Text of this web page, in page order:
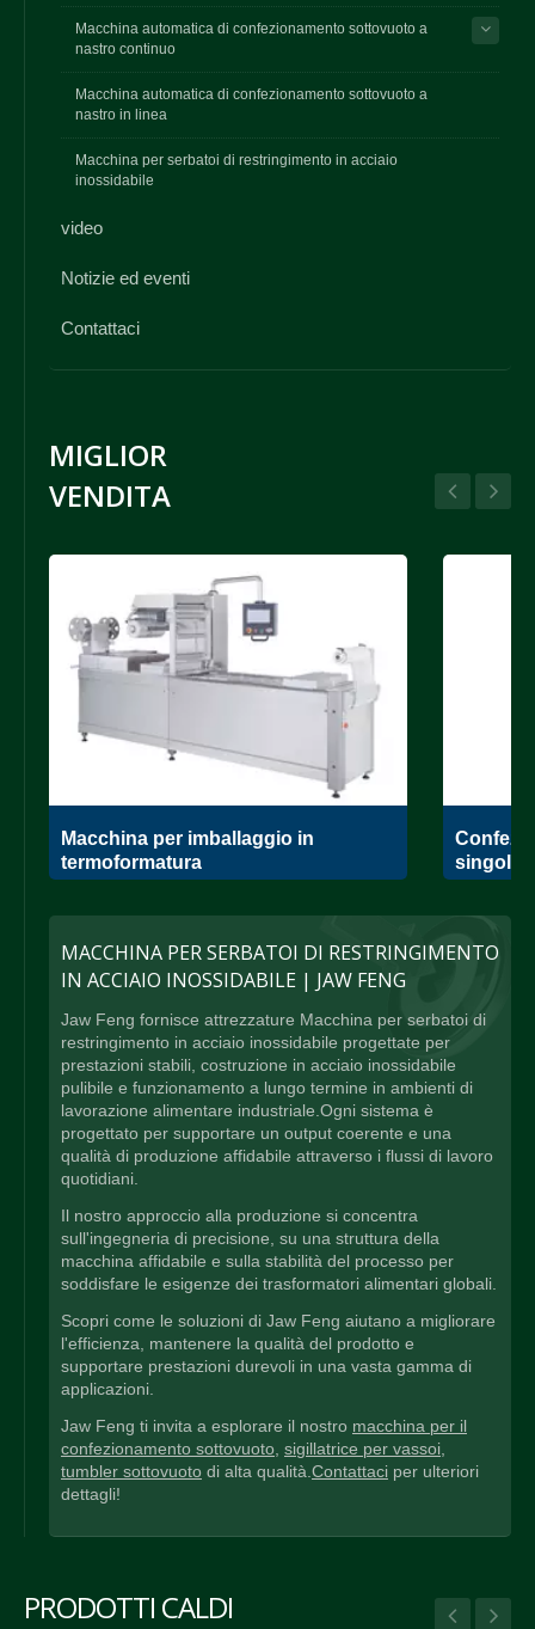
Macchina automatica di confezionamento sottovuoto a
nastro continuo
Macchina automatica di confezionamento sottovuoto a
nastro in linea
Macchina per serbatoi di restringimento in acciaio
inossidabile
video
Notizie ed eventi
Contattaci
MIGLIOR
VENDITA
Macchina per imballaggio in
termoformatura
singola
MACCHINA PER SERBATOI DI RESTRINGIMENTO
IN ACCIAIO INOSSIDABILE | JAW FENG
Jaw Feng fornisce attrezzature Macchina per serbatoi di
restringimento in acciaio inossidabile progettate per
prestazioni stabili, costruzione in acciaio inossidabile
pulibile e funzionamento a lungo termine in ambienti di
lavorazione alimentare industriale.Ogni sistema è
progettato per supportare un output coerente e una
qualità di produzione affidabile attraverso i flussi di lavoro
quotidiani.
Il nostro approccio alla produzione si concentra
sull'ingegneria di precisione, su una struttura della
macchina affidabile e sulla stabilità del processo per
soddisfare le esigenze dei trasformatori alimentari globali.
Scopri come le soluzioni di Jaw Feng aiutano a migliorare
l'efficienza, mantenere la qualità del prodotto e
supportare prestazioni durevoli in una vasta gamma di
applicazioni.
Jaw Feng ti invita a esplorare il nostro macchina per il
confezionamento sottovuoto, sigillatrice per vassoi,
tumbler sottovuoto di alta qualità.Contattaci per ulteriori
dettagli!
PRODOTTI CALDI